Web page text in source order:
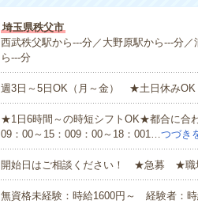
埼玉県秩父市
西武秩父駅から---分／大野原駅から---分
ら---分
週3日～5日OK（月～金） ★土日休みOK
★1日6時間～の時短シフトOK★都合に合
09：00～15：009：00～18：001…つづき
開始日はご相談ください！ ★急募 ★職
無資格未経験：時給1600円～ 経験者：